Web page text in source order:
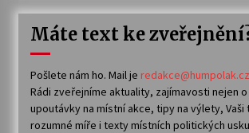
Máte text ke
Pošlete nám ho. Mail je redakce@humpolak.cz
Rádi zveřejníme aktuality, zajímavosti nejen
upoutávky na místní akce, tipy na výlety, Vaši
rozumné míře i texty místních politických